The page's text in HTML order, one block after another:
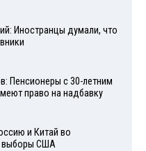
Иностранцы думали, что
Пенсионеры с 30-летним
право на надбавку
и Китай во
выборы США